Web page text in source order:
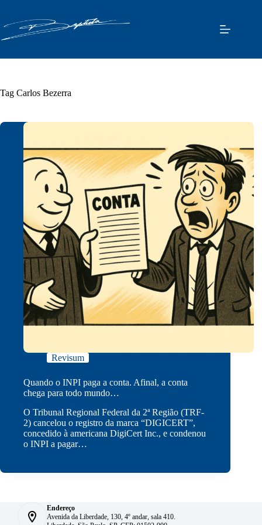
o
conteúdo
Tag Carlos Bezerra
Revisum
Quando o INPI paga a conta. Afinal, a conta
chega para todo mundo…
O Tribunal Regional Federal da 2ª Região (TRF-
2) cancelou o registro da marca “DIGICERT”,
concedido à americana DigiCert Inc., e condenou
o INPI a pagar…
Endereço
Avenida da Liberdade, 130, 4º andar, sala 410.